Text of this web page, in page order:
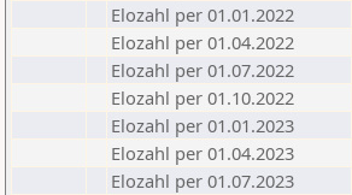
Elozahl per 01.01.2022
Elozahl per 01.04.2022
Elozahl per 01.07.2022
Elozahl per 01.10.2022
Elozahl per 01.01.2023
Elozahl per 01.04.2023
Elozahl per 01.07.2023